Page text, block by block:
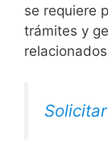
se requiere
trámites y